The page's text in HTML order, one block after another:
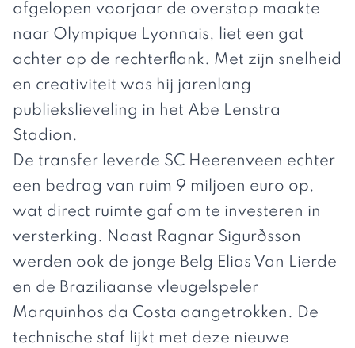
afgelopen voorjaar de overstap maakte
naar Olympique Lyonnais, liet een gat
achter op de rechterflank. Met zijn snelheid
en creativiteit was hij jarenlang
publiekslieveling in het Abe Lenstra
Stadion.
De transfer leverde SC Heerenveen echter
een bedrag van ruim 9 miljoen euro op,
wat direct ruimte gaf om te investeren in
versterking. Naast Ragnar Sigurðsson
werden ook de jonge Belg Elias Van Lierde
en de Braziliaanse vleugelspeler
Marquinhos da Costa aangetrokken. De
technische staf lijkt met deze nieuwe